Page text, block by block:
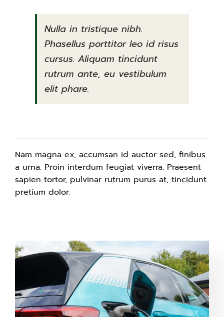
Nulla in tristique nibh.
Phasellus porttitor leo id risus
cursus. Aliquam tincidunt
rutrum ante, eu vestibulum
elit phare.
Nam magna ex, accumsan id auctor sed, finibus
a urna. Proin interdum feugiat viverra. Praesent
sapien tortor, pulvinar rutrum purus at, tincidunt
pretium dolor.